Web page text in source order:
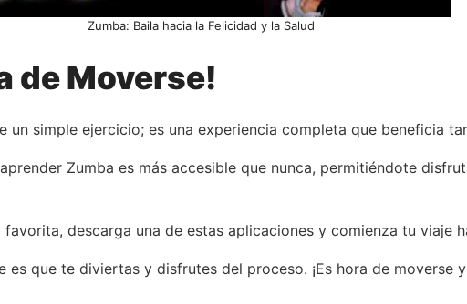
Zumba: Baila hacia la Felicidad y la Salud
de Moverse!
un simple ejercicio; es una experiencia completa que beneficia
Zumba es más accesible que nunca, permitiéndote
descarga una de estas aplicaciones y comienza tu viaje
que te diviertas y disfrutes del proceso. ¡Es hora de moverse